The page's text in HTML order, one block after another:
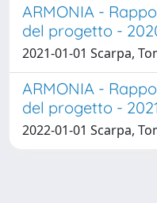
ARMONIA -
del progetto -
2021-01-01 Scarpa,
ARMONIA -
del progetto -
2022-01-01 Scarpa,